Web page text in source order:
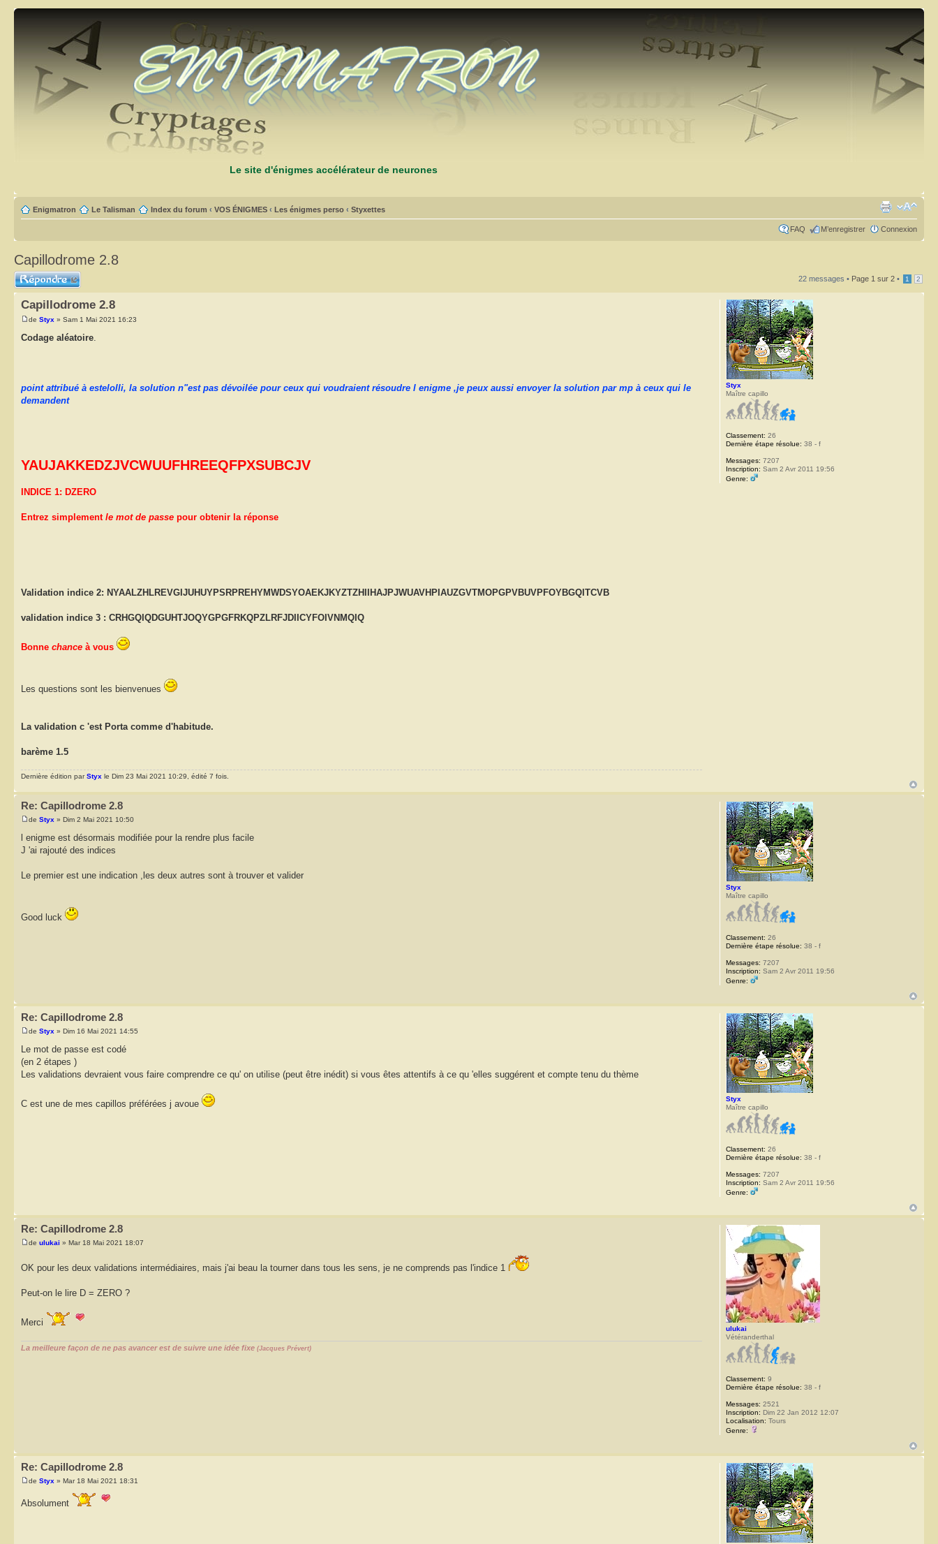
Le site d'énigmes accélérateur de neurones
Enigmatron Le Talisman Index du forum ‹ VOS ÉNIGMES ‹ Les énigmes perso ‹ Styxettes
FAQ M’enregistrer Connexion
Capillodrome 2.8
Répondre 22 messages • Page 1 sur 2 • 1 2
Capillodrome 2.8
de Styx » Sam 1 Mai 2021 16:23
Codage aléatoire.
point attribué à estelolli, la solution n"est pas dévoilée pour ceux qui voudraient résoudre l enigme ,je peux aussi envoyer la solution par mp à ceux qui le
demandent
YAUJAKKEDZJVCWUUFHREEQFPXSUBCJV
INDICE 1: DZERO
Entrez simplement le mot de passe pour obtenir la réponse
Validation indice 2: NYAALZHLREVGIJUHUYPSRPREHYMWDSYOAEKJKYZTZHIIHAJPJWUAVHPIAUZGVTMOPGPVBUVPFOYBGQITCVB
validation indice 3 : CRHGQIQDGUHTJOQYGPGFRKQPZLRFJDIICYFOIVNMQIQ
Bonne chance à vous
Les questions sont les bienvenues
La validation c 'est Porta comme d'habitude.
barème 1.5
Dernière édition parStyx le Dim 23 Mai 2021 10:29, édité 7 fois.
Styx
Maître capillo
Classement: 26
Dernière étape résolue: 38 - f
Messages: 7207
Inscription: Sam 2 Avr 2011 19:56
Genre:
Re: Capillodrome 2.8
de Styx » Dim 2 Mai 2021 10:50
l enigme est désormais modifiée pour la rendre plus facile
J 'ai rajouté des indices
Le premier est une indication ,les deux autres sont à trouver et valider
Good luck
Styx
Maître capillo
Classement: 26
Dernière étape résolue: 38 - f
Messages: 7207
Inscription: Sam 2 Avr 2011 19:56
Genre:
Re: Capillodrome 2.8
de Styx » Dim 16 Mai 2021 14:55
Le mot de passe est codé
(en 2 étapes )
Les validations devraient vous faire comprendre ce qu' on utilise (peut être inédit) si vous êtes attentifs à ce qu 'elles suggérent et compte tenu du thème
C est une de mes capillos préférées j avoue
Styx
Maître capillo
Classement: 26
Dernière étape résolue: 38 - f
Messages: 7207
Inscription: Sam 2 Avr 2011 19:56
Genre:
Re: Capillodrome 2.8
de ulukai » Mar 18 Mai 2021 18:07
OK pour les deux validations intermédiaires, mais j'ai beau la tourner dans tous les sens, je ne comprends pas l'indice 1
Peut-on le lire D = ZERO ?
Merci
La meilleure façon de ne pas avancer est de suivre une idée fixe (Jacques Prévert)
ulukai
Vétéranderthal
Classement: 9
Dernière étape résolue: 38 - f
Messages: 2521
Inscription: Dim 22 Jan 2012 12:07
Localisation: Tours
Genre:
Re: Capillodrome 2.8
de Styx » Mar 18 Mai 2021 18:31
Absolument